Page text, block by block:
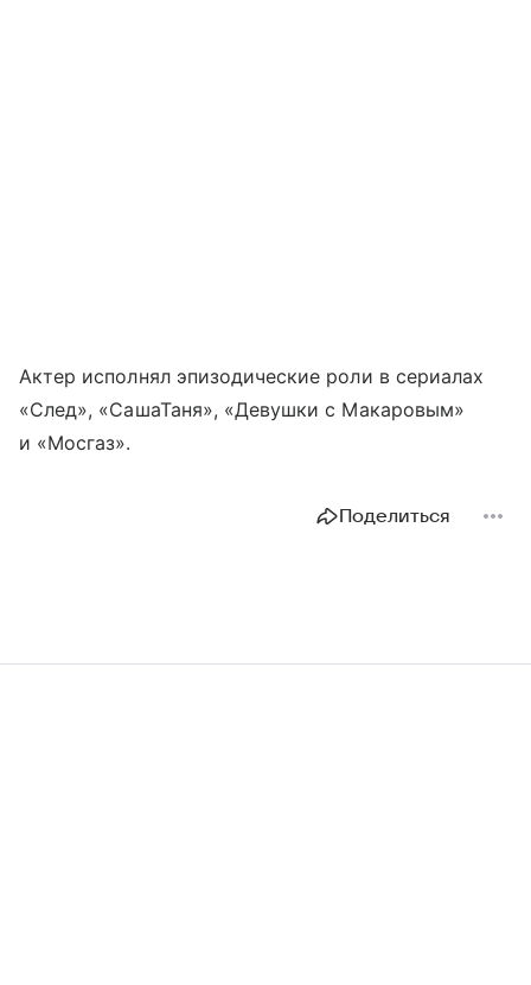
Актер исполнял эпизодические роли в сериалах
«След», «СашаТаня», «Девушки с Макаровым»
и «Мосгаз».
Поделиться